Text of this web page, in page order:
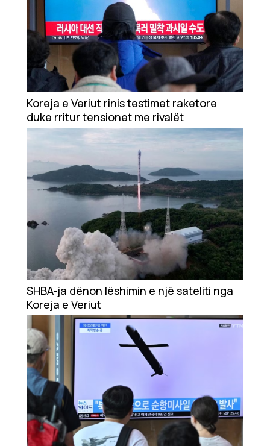
Koreja e Veriut rinis testimet raketore
duke rritur tensionet me rivalët
SHBA-ja dënon lëshimin e një sateliti nga
Koreja e Veriut